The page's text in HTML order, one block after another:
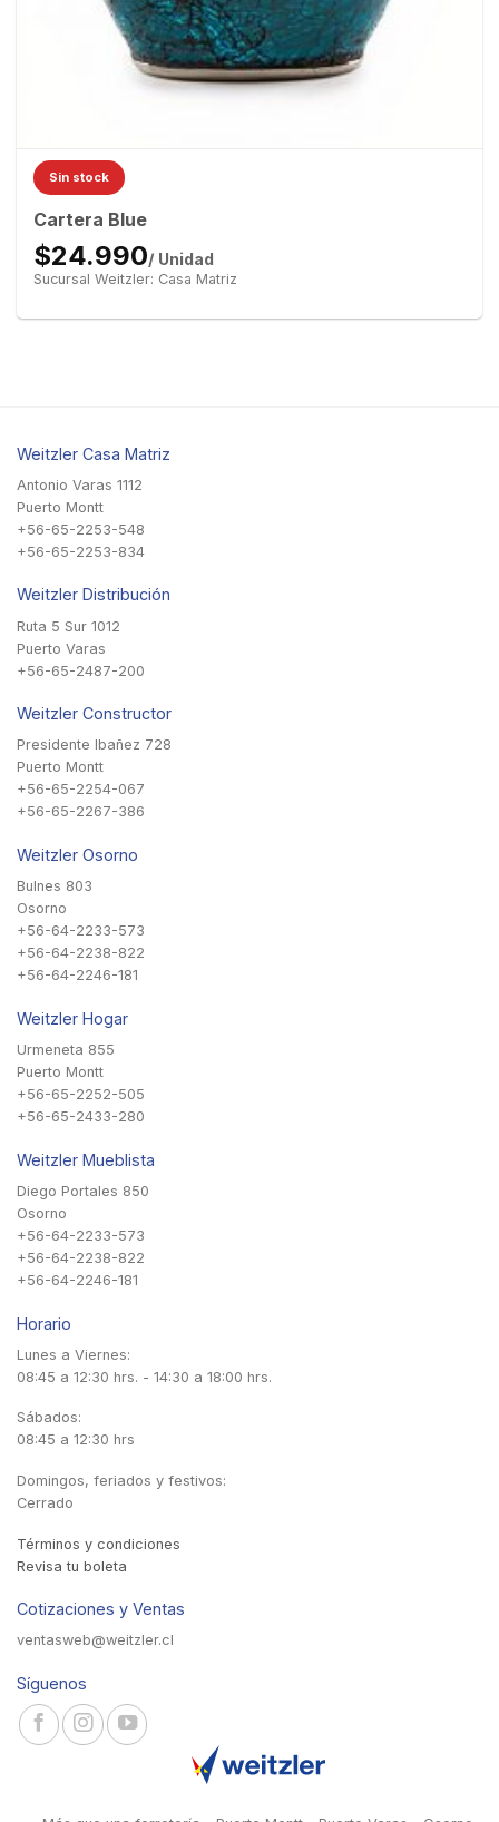
Sin stock
Cartera Blue
$24.990/ Unidad
Sucursal Weitzler: Casa Matriz
Weitzler Casa Matriz
Antonio Varas 1112
Puerto Montt
+56-65-2253-548
+56-65-2253-834
Weitzler Distribución
Ruta 5 Sur 1012
Puerto Varas
+56-65-2487-200
Weitzler Constructor
Presidente Ibañez 728
Puerto Montt
+56-65-2254-067
+56-65-2267-386
Weitzler Osorno
Bulnes 803
Osorno
+56-64-2233-573
+56-64-2238-822
+56-64-2246-181
Weitzler Hogar
Urmeneta 855
Puerto Montt
+56-65-2252-505
+56-65-2433-280
Weitzler Mueblista
Diego Portales 850
Osorno
+56-64-2233-573
+56-64-2238-822
+56-64-2246-181
Horario
Lunes a Viernes:
08:45 a 12:30 hrs. - 14:30 a 18:00 hrs.
Sábados:
08:45 a 12:30 hrs
Domingos, feriados y festivos:
Cerrado
Términos y condiciones
Revisa tu boleta
Cotizaciones y Ventas
ventasweb@weitzler.cl
Síguenos